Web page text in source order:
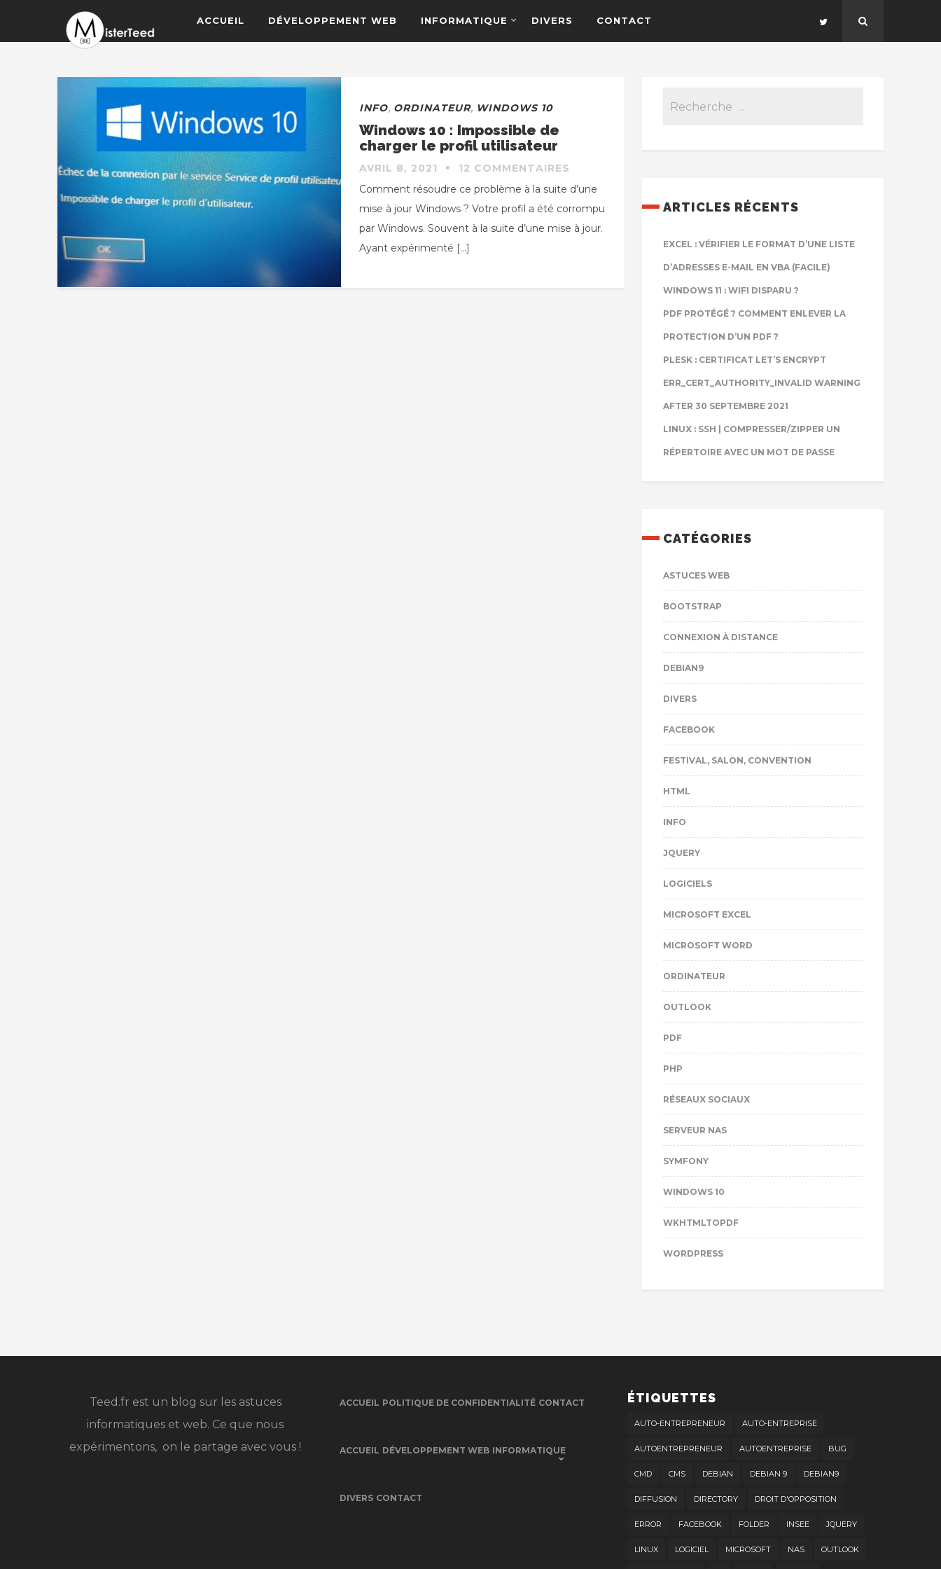
ACCUEIL DÉVELOPPEMENT WEB INFORMATIQUE DIVERS CONTACT
INFO, ORDINATEUR, WINDOWS 10
Windows 10 : Impossible de
charger le profil utilisateur
AVRIL 8, 2021
12 COMMENTAIRES
Comment résoudre ce problème à la suite d’une
mise à jour Windows ? Votre profil a été corrompu
par Windows. Souvent à la suite d’une mise à jour.
Ayant expérimenté […]
ARTICLES RÉCENTS
EXCEL : VÉRIFIER LE FORMAT D’UNE LISTE
D’ADRESSES E-MAIL EN VBA (FACILE)
WINDOWS 11 : WIFI DISPARU ?
PDF PROTÉGÉ ? COMMENT ENLEVER LA
PROTECTION D’UN PDF ?
PLESK : CERTIFICAT LET’S ENCRYPT
ERR_CERT_AUTHORITY_INVALID WARNING
AFTER 30 SEPTEMBRE 2021
LINUX : SSH | COMPRESSER/ZIPPER UN
RÉPERTOIRE AVEC UN MOT DE PASSE
CATÉGORIES
ASTUCES WEB
BOOTSTRAP
CONNEXION À DISTANCE
DEBIAN9
DIVERS
FACEBOOK
FESTIVAL, SALON, CONVENTION
HTML
INFO
JQUERY
LOGICIELS
MICROSOFT EXCEL
MICROSOFT WORD
ORDINATEUR
OUTLOOK
PDF
PHP
RÉSEAUX SOCIAUX
SERVEUR NAS
SYMFONY
WINDOWS 10
WKHTMLTOPDF
WORDPRESS
Teed.fr est un blog sur les astuces
informatiques et web. Ce que nous
expérimentons, on le partage avec vous !
ACCUEIL POLITIQUE DE CONFIDENTIALITÉ CONTACT
ACCUEIL DÉVELOPPEMENT WEB INFORMATIQUE
DIVERS CONTACT
ÉTIQUETTES
AUTO-ENTREPRENEUR AUTO-ENTREPRISE
AUTOENTREPRENEUR AUTOENTREPRISE BUG
CMD CMS DEBIAN DEBIAN 9 DEBIAN9
DIFFUSION DIRECTORY DROIT D'OPPOSITION
ERROR FACEBOOK FOLDER INSEE JQUERY
LINUX LOGICIEL MICROSOFT NAS OUTLOOK